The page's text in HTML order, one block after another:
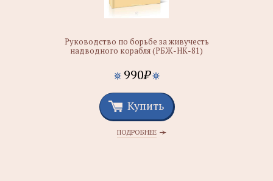
Руководство по борьбе за живучесть
надводного корабля (РБЖ-НК-81)
990₽
Купить
ПОДРОБНЕЕ